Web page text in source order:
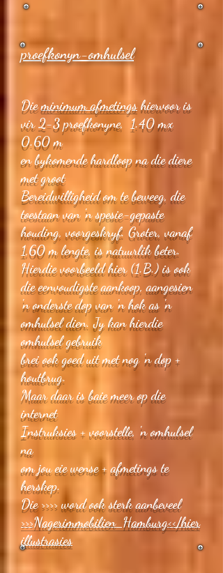
proefkonyn-omhulsel
Dieminimum afmetings hiervoor is
vir 2-3 proefkonyne, 1.40 mx
0.60 m
en bykomende hardloop na die diere
met groot
Bereidwilligheid om te beweeg, die
toestaan van 'n spesie-gepaste
houding, voorgeskryf. Groter, vanaf
1,60 m lengte, is natuurlik beter.
Hierdie voorbeeld hier (1.B.) is ook
die eenvoudigste aankoop, aangesien
'n onderste dop van 'n hok as 'n
omhulsel dien. Jy kan hierdie
omhulsel gebruik
brei ook goed uit met nog 'n dop +
houtbrug.
Maar daar is baie meer op die
internet
Instruksies + voorstelle, 'n omhulsel
na
om jou eie wense + afmetings te
herskep.
Die >>>> word ook sterk aanbeveel
>>>Nagerimmobilien Hamburg<</hier
illustrasies